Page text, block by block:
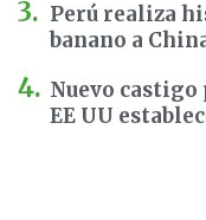
Perú realiza
banano a
Nuevo
EE UU